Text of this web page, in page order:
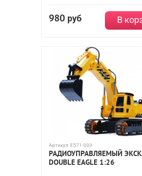
980 руб В
Артикул: E571-003
РАДИОУПРАВЛЯЕМЫЙ
DOUBLE EAGLE 1:26